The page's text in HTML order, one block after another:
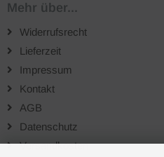
Mehr über...
Widerrufsrecht
Lieferzeit
Impressum
Kontakt
AGB
Datenschutz
Versandkosten